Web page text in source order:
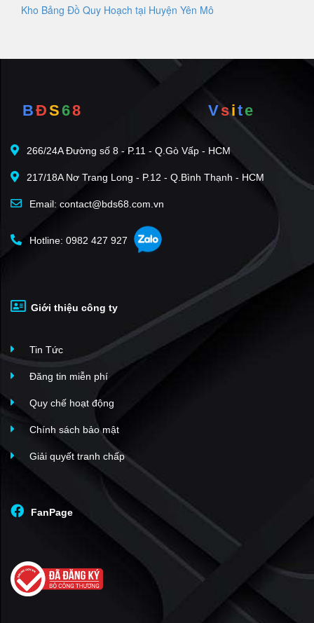
Kho Bảng Đồ Quy Hoạch tại Huyện Yên Mô
BĐS68 Vsite
266/24A Đường số 8 - P.11 - Q.Gò Vấp - HCM
217/18A Nơ Trang Long - P.12 - Q.Bình Thạnh - HCM
Email: contact@bds68.com.vn
Hotline: 0982 427 927
Giới thiệu công ty
Tin Tức
Đăng tin miễn phí
Quy chế hoạt động
Chính sách bảo mật
Giải quyết tranh chấp
FanPage